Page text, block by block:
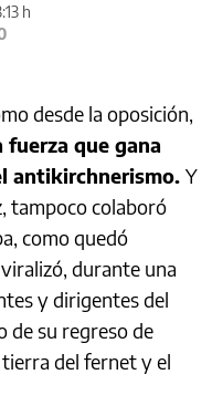
h
desde la oposición,
fuerza que gana
antikirchnerismo. Y
tampoco colaboró
como quedó
durante una
y dirigentes del
de su regreso de
del fernet y el